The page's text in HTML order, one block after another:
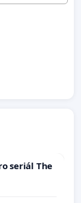
seriál The